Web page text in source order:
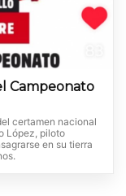
Campeonato
certamen nacional
López, piloto
en su tierra